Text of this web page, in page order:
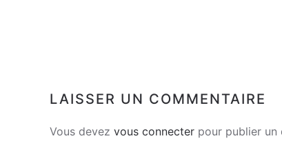
LAISSER UN COMMENTAIRE
Vous devez vous connecter pour publier un